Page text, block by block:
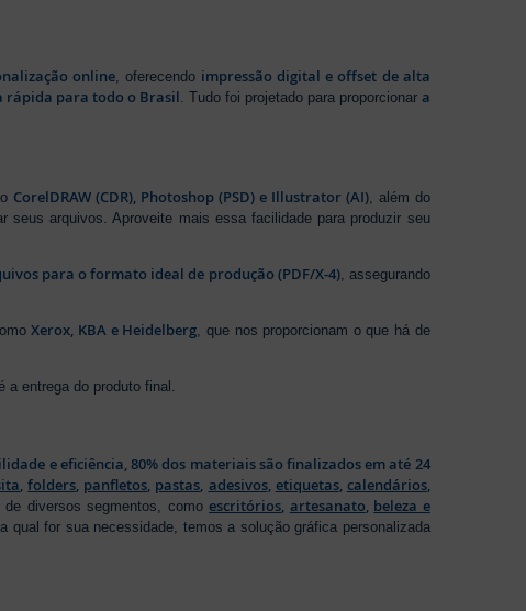
online, oferecendo impressão digital e offset de alta
rápida para todo o Brasil. Tudo foi projetado para proporcionar a
CorelDRAW (CDR), Photoshop (PSD) e Illustrator (AI), além do
seus arquivos. Aproveite mais essa facilidade para produzir seu
para o formato ideal de produção (PDF/X-4), assegurando
Xerox, KBA e Heidelberg , que nos proporcionam o que há de
entrega do produto final.
e eficiência, 80% dos materiais são finalizados em até 24
,folders, panfletos, pastas, adesivos, etiquetas, calendários,
de diversos segmentos, comoescritórios, artesanato, beleza e
qual for sua necessidade, temos a solução gráfica personalizada